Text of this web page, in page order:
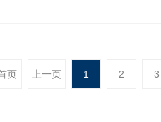
页 上一页 1 2 3